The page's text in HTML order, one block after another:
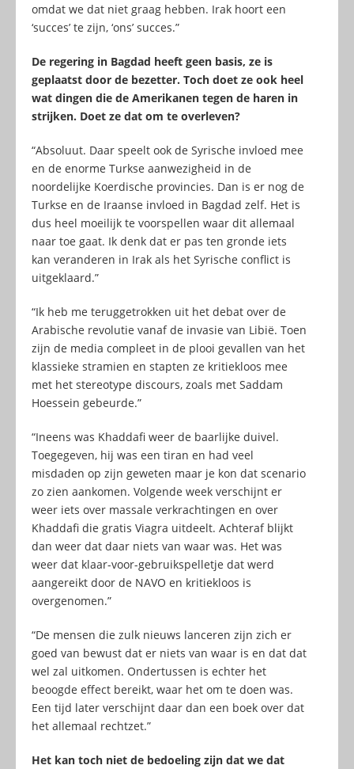
omdat we dat niet graag hebben. Irak hoort een
‘succes’ te zijn, ‘ons’ succes.”
De regering in Bagdad heeft geen basis, ze is
geplaatst door de bezetter. Toch doet ze ook heel
wat dingen die de Amerikanen tegen de haren in
strijken. Doet ze dat om te overleven?
“Absoluut. Daar speelt ook de Syrische invloed mee
en de enorme Turkse aanwezigheid in de
noordelijke Koerdische provincies. Dan is er nog de
Turkse en de Iraanse invloed in Bagdad zelf. Het is
dus heel moeilijk te voorspellen waar dit allemaal
naar toe gaat. Ik denk dat er pas ten gronde iets
kan veranderen in Irak als het Syrische conflict is
uitgeklaard.”
“Ik heb me teruggetrokken uit het debat over de
Arabische revolutie vanaf de invasie van Libië. Toen
zijn de media compleet in de plooi gevallen van het
klassieke stramien en stapten ze kritiekloos mee
met het stereotype discours, zoals met Saddam
Hoessein gebeurde.”
“Ineens was Khaddafi weer de baarlijke duivel.
Toegegeven, hij was een tiran en had veel
misdaden op zijn geweten maar je kon dat scenario
zo zien aankomen. Volgende week verschijnt er
weer iets over massale verkrachtingen en over
Khaddafi die gratis Viagra uitdeelt. Achteraf blijkt
dan weer dat daar niets van waar was. Het was
weer dat klaar-voor-gebruikspelletje dat werd
aangereikt door de NAVO en kritiekloos is
overgenomen.”
“De mensen die zulk nieuws lanceren zijn zich er
goed van bewust dat er niets van waar is en dat dat
wel zal uitkomen. Ondertussen is echter het
beoogde effect bereikt, waar het om te doen was.
Een tijd later verschijnt daar dan een boek over dat
het allemaal rechtzet.”
Het kan toch niet de bedoeling zijn dat we dat